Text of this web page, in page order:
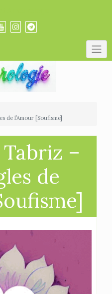
de l’Amour [Soufisme]
Tabriz –
de